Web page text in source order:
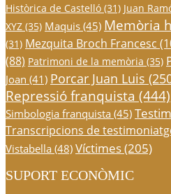
Històrica de Castelló (31) Juan
XYZ (35) Maquis (45) Memòria
(31) Mezquita Broch Francesc
(88) Patrimoni de la memòria (35)
Joan (41) Porcar Juan Luis
Repressió franquista (444)
Simbologia franquista (45)
Transcripcions de
Vistabella (48) Víctimes(205)
SUPORT ECONÒMIC